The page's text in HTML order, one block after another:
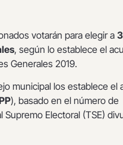
votarán para elegir a
, según lo establece el
Generales 2019.
municipal los establece el
), basado en el número de
Electoral (TSE)